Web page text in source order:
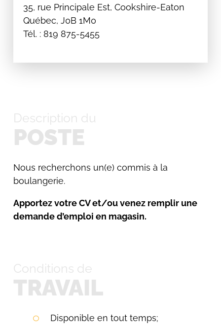
35, rue Principale Est, Cookshire-Eaton
Québec, J0B 1M0
Tél. : 819 875-5455
Description du
POSTE
Nous recherchons un(e) commis à la
boulangerie.
Apportez votre CV et/ou venez remplir une
demande d’emploi en magasin.
Conditions de
TRAVAIL
Disponible en tout temps;